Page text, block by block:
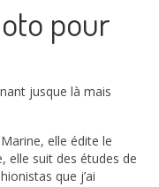
pour
jusque là mais
elle édite le
elle suit des études de
que j’ai